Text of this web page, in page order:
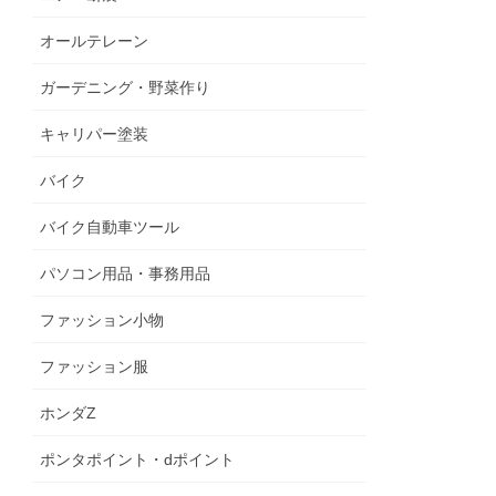
オールテレーン
ガーデニング・野菜作り
キャリパー塗装
バイク
バイク自動車ツール
パソコン用品・事務用品
ファッション小物
ファッション服
ホンダZ
ポンタポイント・dポイント